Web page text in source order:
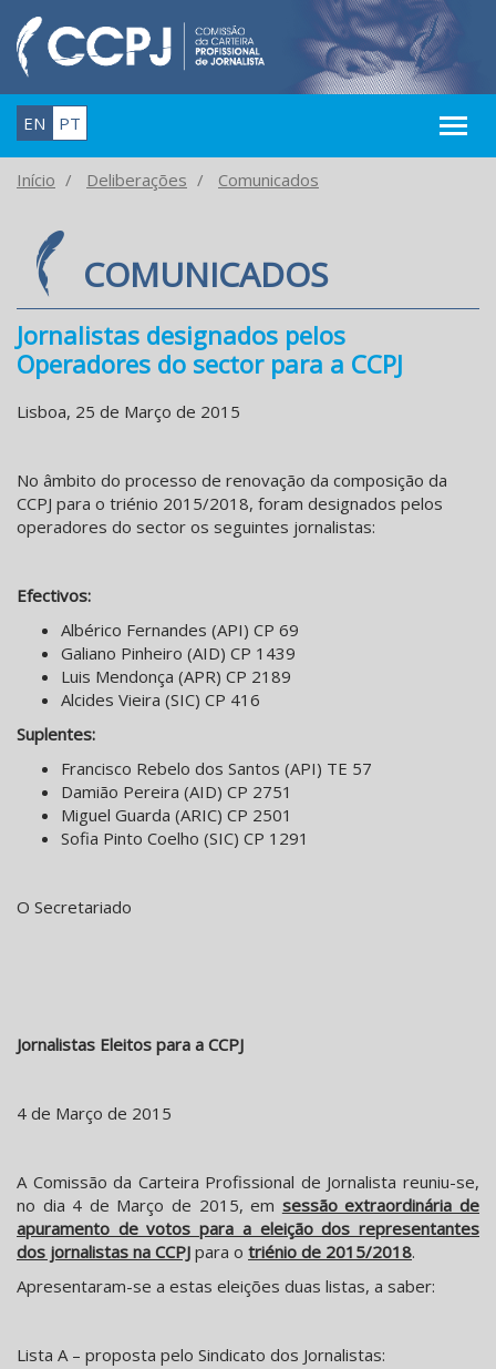
EN PT
Início Deliberações Comunicados
COMUNICADOS
Jornalistas designados pelos
Operadores do sector para a CCPJ
Lisboa, 25 de Março de 2015
No âmbito do processo de renovação da composição da
CCPJ para o triénio 2015/2018, foram designados pelos
operadores do sector os seguintes jornalistas:
Efectivos:
Albérico Fernandes (API) CP 69
Galiano Pinheiro (AID) CP 1439
Luis Mendonça (APR) CP 2189
Alcides Vieira (SIC) CP 416
Suplentes:
Francisco Rebelo dos Santos (API) TE 57
Damião Pereira (AID) CP 2751
Miguel Guarda (ARIC) CP 2501
Sofia Pinto Coelho (SIC) CP 1291
O Secretariado
Jornalistas Eleitos para a CCPJ
4 de Março de 2015
A Comissão da Carteira Profissional de Jornalista reuniu-se,
no dia 4 de Março de 2015, em sessão extraordinária de
apuramento de votos para a eleição dos representantes
dos jornalistas na CCPJ para o triénio de 2015/2018.
Apresentaram-se a estas eleições duas listas, a saber:
Lista A – proposta pelo Sindicato dos Jornalistas: